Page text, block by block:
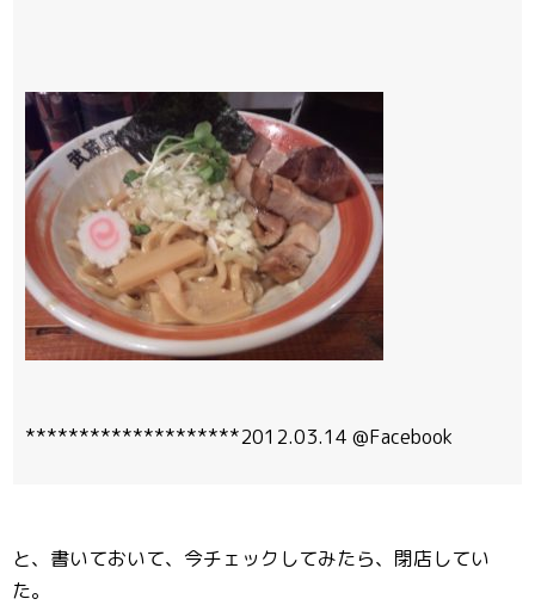
********************2012.03.14 @Facebook
と、書いておいて、今チェックしてみたら、閉店してい
た。